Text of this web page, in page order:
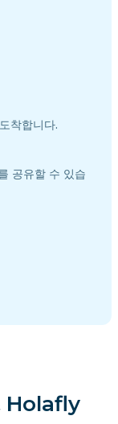
착합니다.
공유할 수 있습
Holafly